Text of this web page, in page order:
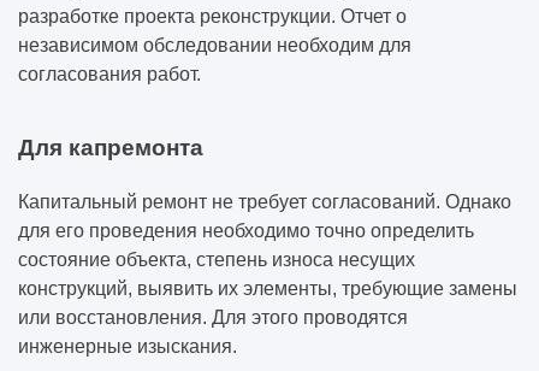
разработке проекта реконструкции. Отчет о
независимом обследовании необходим для
согласования работ.
Для капремонта
Капитальный ремонт не требует согласований. Однако
для его проведения необходимо точно определить
состояние объекта, степень износа несущих
конструкций, выявить их элементы, требующие замены
или восстановления. Для этого проводятся
инженерные изыскания.